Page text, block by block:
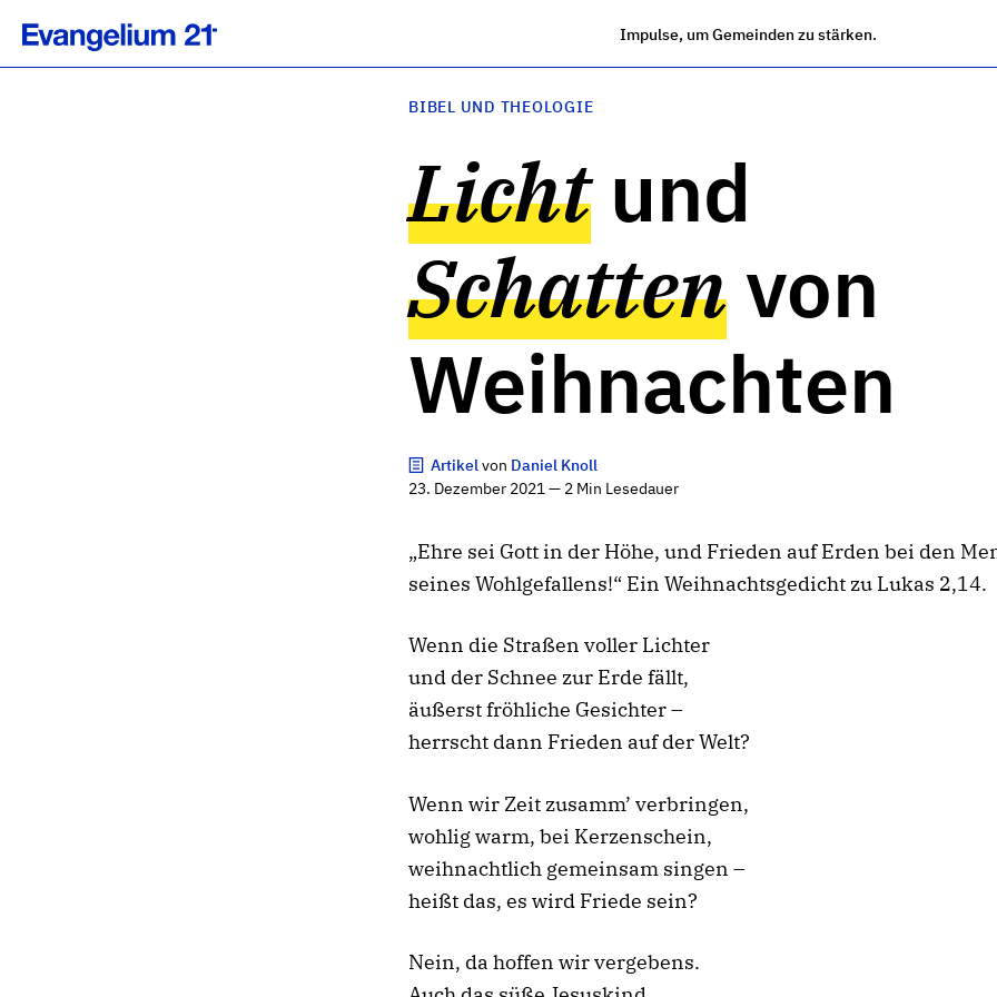
Impulse, um Gemeinden zu stärken.
BIBEL UND THEOLOGIE
Lichtund
Schattenvon
Weihnachten
Artikelvon Daniel Knoll
23. Dezember 2021 — 2 Min Lesedauer
„Ehre sei Gott in der Höhe, und Frieden auf Erden bei den
seines Wohlgefallens!“ Ein Weihnachtsgedicht zu Lukas 2,14.
Wenn die Straßen voller Lichter
und der Schnee zur Erde fällt,
äußerst fröhliche Gesichter –
herrscht dann Frieden auf der Welt?
Wenn wir Zeit zusamm’ verbringen,
wohlig warm, bei Kerzenschein,
weihnachtlich gemeinsam singen –
heißt das, es wird Friede sein?
Nein, da hoffen wir vergebens.